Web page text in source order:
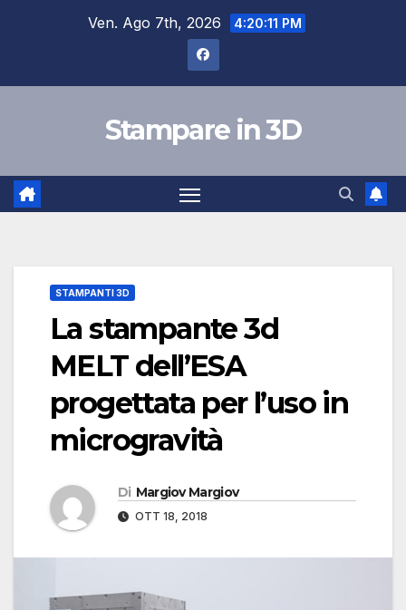
Ven. Ago 7th, 2026 4:20:12 PM
Stampare in 3D
STAMPANTI 3D
La stampante 3d
MELT dell’ESA
progettata per l’uso in
microgravità
Di Margiov Margiov
OTT 18, 2018